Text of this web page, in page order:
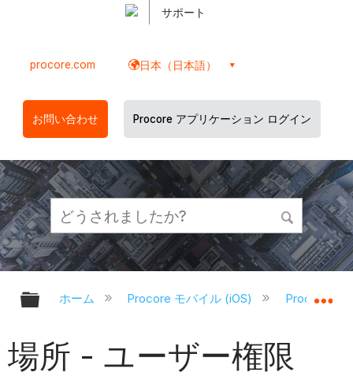
サポート
procore.com 日本（日本語）
お問い合わせ Procore アプリケーション ログイン
グローバル階層を展開/折りたたむ
ホーム Procore モバイル (iOS) Procore
場所 - ユーザー権限